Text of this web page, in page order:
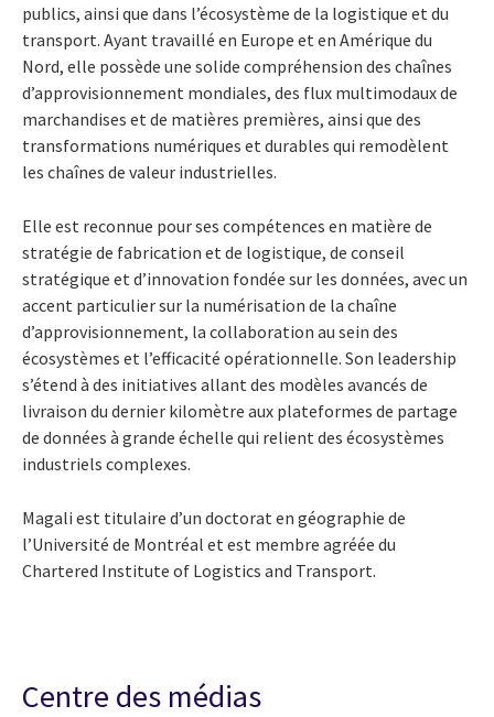
publics, ainsi que dans l’écosystème de la logistique et du
transport. Ayant travaillé en Europe et en Amérique du
Nord, elle possède une solide compréhension des chaînes
d’approvisionnement mondiales, des flux multimodaux de
marchandises et de matières premières, ainsi que des
transformations numériques et durables qui remodèlent
les chaînes de valeur industrielles.
Elle est reconnue pour ses compétences en matière de
stratégie de fabrication et de logistique, de conseil
stratégique et d’innovation fondée sur les données, avec un
accent particulier sur la numérisation de la chaîne
d’approvisionnement, la collaboration au sein des
écosystèmes et l’efficacité opérationnelle. Son leadership
s’étend à des initiatives allant des modèles avancés de
livraison du dernier kilomètre aux plateformes de partage
de données à grande échelle qui relient des écosystèmes
industriels complexes.
Magali est titulaire d’un doctorat en géographie de
l’Université de Montréal et est membre agréée du
Chartered Institute of Logistics and Transport.
Centre des médias